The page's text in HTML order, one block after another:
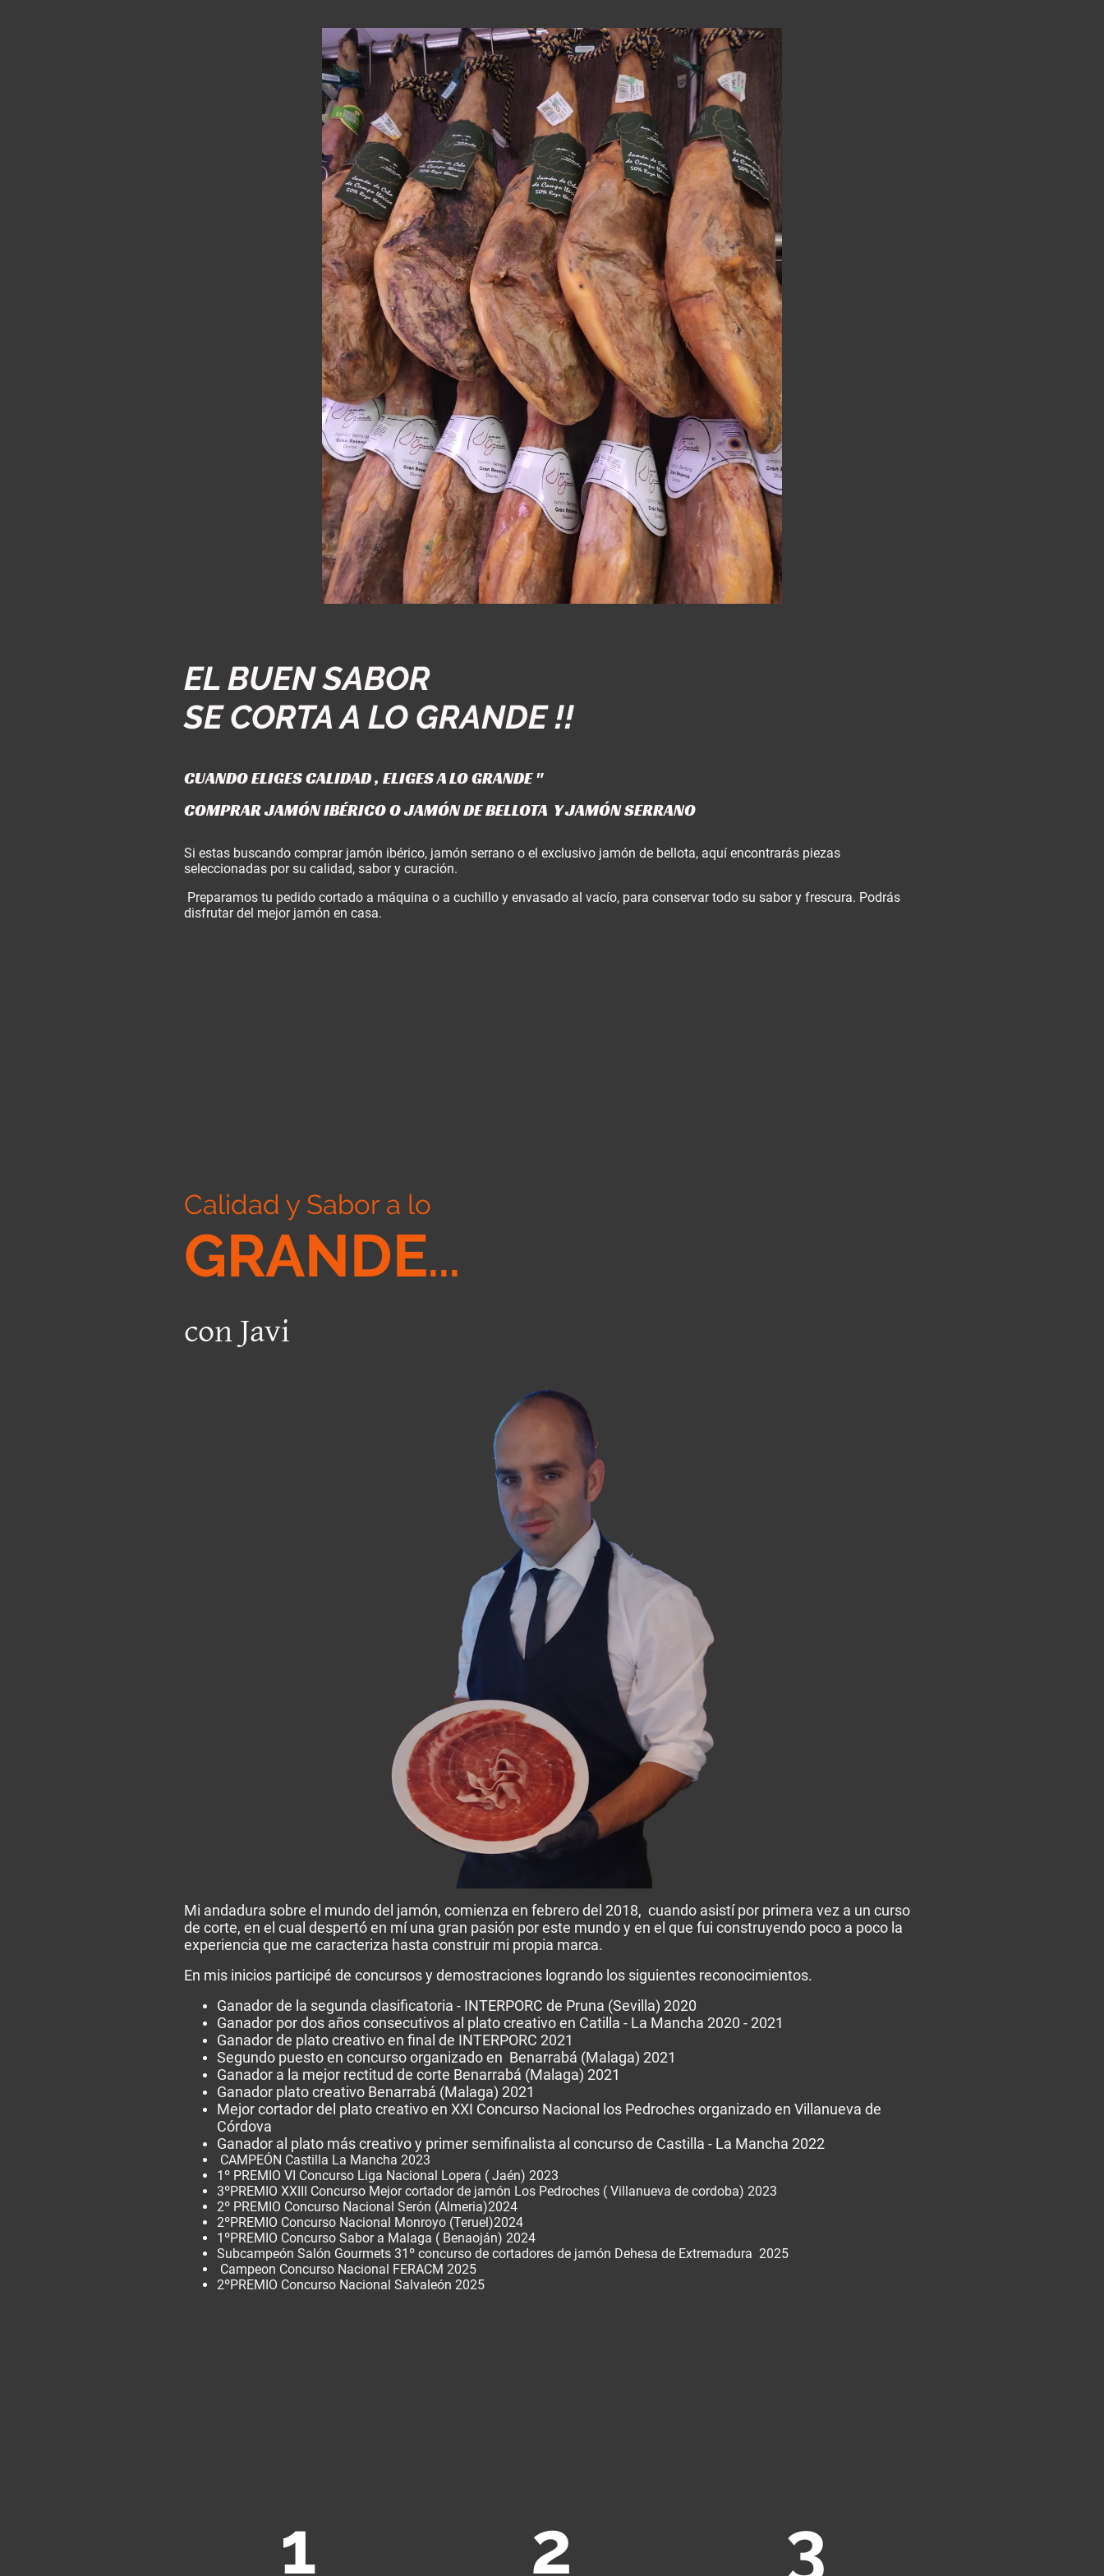
EL BUEN SABOR
SE CORTA A LO GRANDE !!
CUANDO ELIGES CALIDAD , ELIGES A LO GRANDE "
COMPRAR JAMÓN IBÉRICO O JAMÓN DE BELLOTA Y JAMÓN SERRANO
Si estas buscando comprar jamón ibérico, jamón serrano o el exclusivo jamón de bellota, aquí encontrarás piezas
seleccionadas por su calidad, sabor y curación.
Preparamos tu pedido cortado a máquina o a cuchillo y envasado al vacío, para conservar todo su sabor y frescura. Podrás
disfrutar del mejor jamón en casa.
Calidad y Sabor a lo
GRANDE...
con Javi
Mi andadura sobre el mundo del jamón, comienza en febrero del 2018, cuando asistí por primera vez a un curso
de corte, en el cual despertó en mí una gran pasión por este mundo y en el que fui construyendo poco a poco la
experiencia que me caracteriza hasta construir mi propia marca.
En mis inicios participé de concursos y demostraciones logrando los siguientes reconocimientos.
Ganador de la segunda clasificatoria - INTERPORC de Pruna (Sevilla) 2020
Ganador por dos años consecutivos al plato creativo en Catilla - La Mancha 2020 - 2021
Ganador de plato creativo en final de INTERPORC 2021
Segundo puesto en concurso organizado en Benarrabá (Malaga) 2021
Ganador a la mejor rectitud de corte Benarrabá (Malaga) 2021
Ganador plato creativo Benarrabá (Malaga) 2021
Mejor cortador del plato creativo en XXI Concurso Nacional los Pedroches organizado en Villanueva de
Córdova
Ganador al plato más creativo y primer semifinalista al concurso de Castilla - La Mancha 2022
CAMPEÓN Castilla La Mancha 2023
1º PREMIO VI Concurso Liga Nacional Lopera ( Jaén) 2023
3ºPREMIO XXIII Concurso Mejor cortador de jamón Los Pedroches ( Villanueva de cordoba) 2023
2º PREMIO Concurso Nacional Serón (Almeria)2024
2ºPREMIO Concurso Nacional Monroyo (Teruel)2024
1ºPREMIO Concurso Sabor a Malaga ( Benaoján) 2024
Subcampeón Salón Gourmets 31º concurso de cortadores de jamón Dehesa de Extremadura 2025
Campeon Concurso Nacional FERACM 2025
2ºPREMIO Concurso Nacional Salvaleón 2025
1 2 3